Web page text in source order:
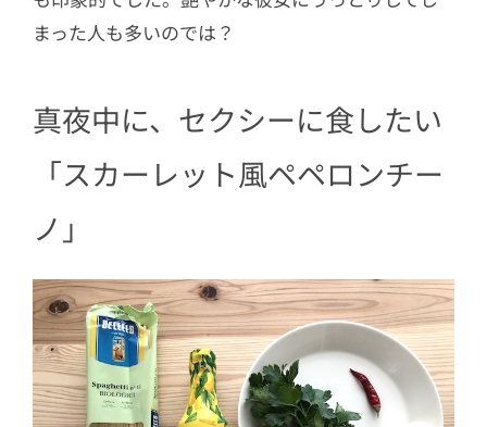
まった人も多いのでは？
真夜中に、セクシーに食したい
「スカーレット風ペペロンチー
ノ」